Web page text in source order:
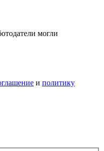
могли
и политику